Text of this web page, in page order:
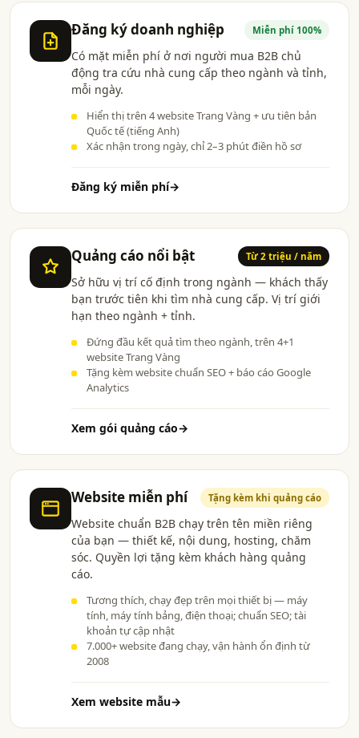
Đăng ký doanh nghiệp Miễn phí 100%
Có mặt miễn phí ở nơi người mua B2B chủ
động tra cứu nhà cung cấp theo ngành và tỉnh,
mỗi ngày.
Hiển thị trên 4 website Trang Vàng + ưu tiên bản
Quốc tế (tiếng Anh)
Xác nhận trong ngày, chỉ 2–3 phút điền hồ sơ
Đăng ký miễn phí→
Quảng cáo nổi bật Từ 2 triệu / năm
Sở hữu vị trí cố định trong ngành — khách thấy
bạn trước tiên khi tìm nhà cung cấp. Vị trí giới
hạn theo ngành + tỉnh.
Đứng đầu kết quả tìm theo ngành, trên 4+1
website Trang Vàng
Tặng kèm website chuẩn SEO + báo cáo Google
Analytics
Xem gói quảng cáo→
Website miễn phí Tặng kèm khi quảng cáo
Website chuẩn B2B chạy trên tên miền riêng
của bạn — thiết kế, nội dung, hosting, chăm
sóc. Quyền lợi tặng kèm khách hàng quảng
cáo.
Tương thích, chạy đẹp trên mọi thiết bị — máy
tính, máy tính bảng, điện thoại; chuẩn SEO; tài
khoản tự cập nhật
7.000+ website đang chạy, vận hành ổn định từ
2008
Xem website mẫu→